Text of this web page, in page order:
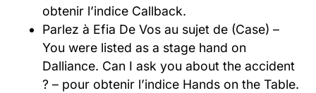
obtenir l’indice Callback.
Parlez à Efia De Vos au sujet de (Case) –
You were listed as a stage hand on
Dalliance. Can I ask you about the accident
? – pour obtenir l’indice Hands on the Table.